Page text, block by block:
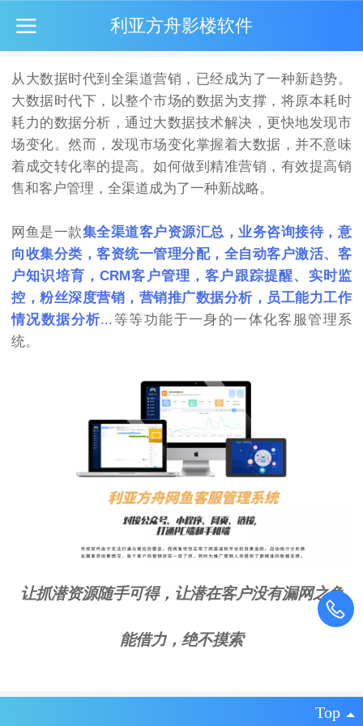
利亚方舟影楼软件
从大数据时代到全渠道营销，已经成为了一种新趋势。
大数据时代下，以整个市场的数据为支撑，将原本耗时
耗力的数据分析，通过大数据技术解决，更快地发现市
场变化。然而，发现市场变化掌握着大数据，并不意味
着成交转化率的提高。如何做到精准营销，有效提高销
售和客户管理，全渠道成为了一种新战略。
网鱼是一款集全渠道客户资源汇总，业务咨询接待，意
向收集分类，客资统一管理分配，全自动客户激活、客
户知识培育，CRM客户管理，客户跟踪提醒、实时监
控，粉丝深度营销， 营销推广数据分析，员工能力工作
情况数据分析...等等功能于一身的一体化客服管理系
统。
让抓潜资源随手可得，让潜在客户没有漏网之鱼
能借力，绝不摸索
Top